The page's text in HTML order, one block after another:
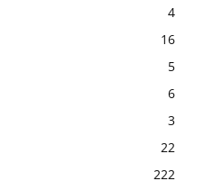
4
16
5
6
3
22
222